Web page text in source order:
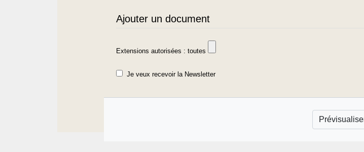
Ajouter un document
Extensions autorisées : toutes
Je veux recevoir la Newsletter